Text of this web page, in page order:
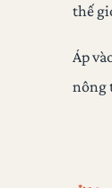
thế
Áp
nông